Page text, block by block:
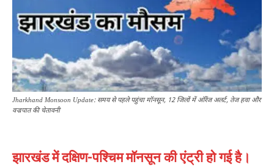
Jharkhand Monsoon Update: समय से पहले पहुंचा मॉनसून, 12 जिलों में ऑरेंज अलर्ट, तेज हवा और
वज्रपात की चेतावनी
झारखंड में दक्षिण-पश्चिम मॉनसून की एंट्री हो गई है।